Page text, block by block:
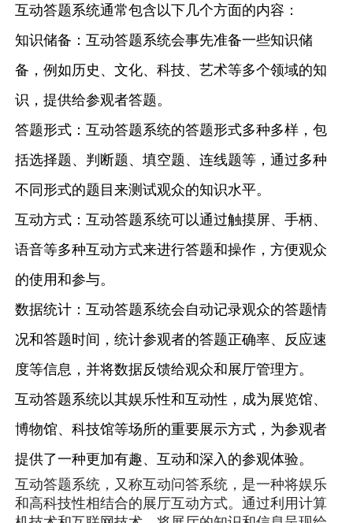
互动答题系统通常包含以下几个方面的内容：
知识储备：互动答题系统会事先准备一些知识储
备，例如历史、文化、科技、艺术等多个领域的知
识，提供给参观者答题。
答题形式：互动答题系统的答题形式多种多样，包
括选择题、判断题、填空题、连线题等，通过多种
不同形式的题目来测试观众的知识水平。
互动方式：互动答题系统可以通过触摸屏、手柄、
语音等多种互动方式来进行答题和操作，方便观众
的使用和参与。
数据统计：互动答题系统会自动记录观众的答题情
况和答题时间，统计参观者的答题正确率、反应速
度等信息，并将数据反馈给观众和展厅管理方。
互动答题系统以其娱乐性和互动性，成为展览馆、
博物馆、科技馆等场所的重要展示方式，为参观者
提供了一种更加有趣、互动和深入的参观体验。
互动答题系统，又称互动问答系统，是一种将娱乐
和高科技性相结合的展厅互动方式。通过利用计算